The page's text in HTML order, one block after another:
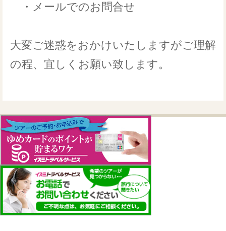
・メールでのお問合せ
大変ご迷惑をおかけいたしますがご理解
の程、宜しくお願い致します。